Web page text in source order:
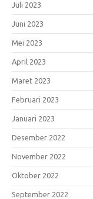
Juli 2023
Juni 2023
Mei 2023
April 2023
Maret 2023
Februari 2023
Januari 2023
Desember 2022
November 2022
Oktober 2022
September 2022